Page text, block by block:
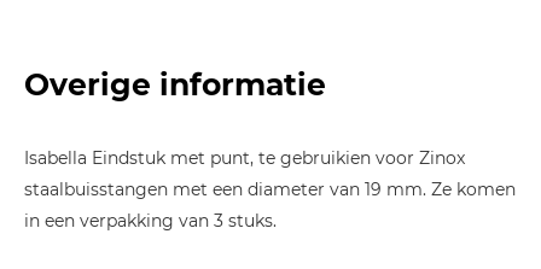
Overige informatie
Isabella Eindstuk met punt, te gebruikien voor Zinox
staalbuisstangen met een diameter van 19 mm. Ze komen
in een verpakking van 3 stuks.